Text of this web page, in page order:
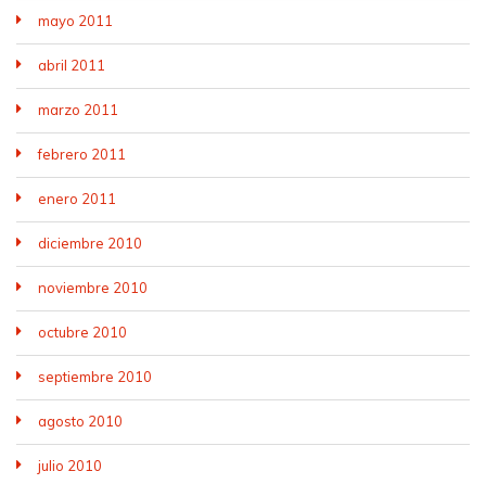
mayo 2011
abril 2011
marzo 2011
febrero 2011
enero 2011
diciembre 2010
noviembre 2010
octubre 2010
septiembre 2010
agosto 2010
julio 2010